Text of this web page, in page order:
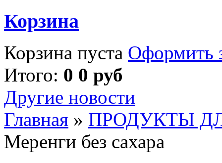
Корзина
Корзина пуста Оформить
Итого: 0 0 руб
Другие новости
Главная » ПРОДУКТЫ
Меренги без сахара